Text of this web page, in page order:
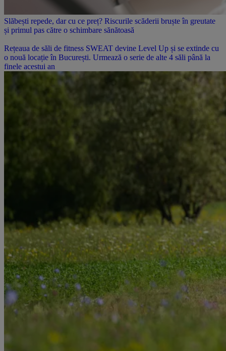
Slăbești repede, dar cu ce preț? Riscurile scăderii bruște în greutate
și primul pas către o schimbare sănătoasă
Rețeaua de săli de fitness SWEAT devine Level Up și se extinde cu
o nouă locație în București. Urmează o serie de alte 4 săli până la
finele acestui an